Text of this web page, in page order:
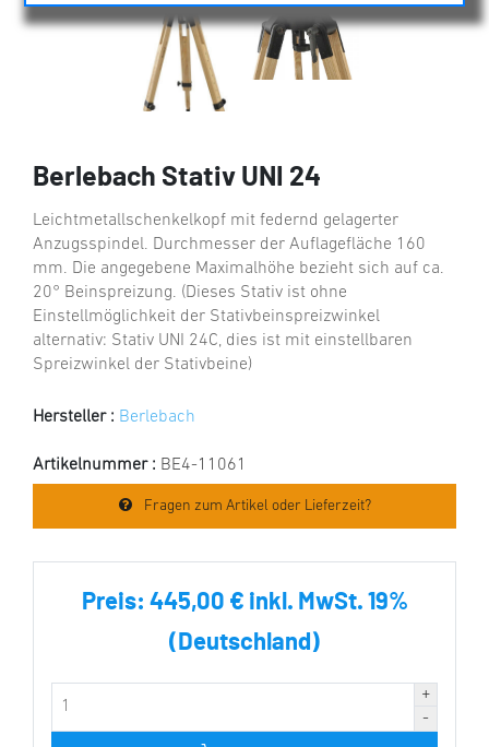
Berlebach Stativ UNI 24
Leichtmetallschenkelkopf mit federnd gelagerter
Anzugsspindel. Durchmesser der Auflagefläche 160
mm. Die angegebene Maximalhöhe bezieht sich auf ca.
20° Beinspreizung. (Dieses Stativ ist ohne
Einstellmöglichkeit der Stativbeinspreizwinkel
alternativ: Stativ UNI 24C, dies ist mit einstellbaren
Spreizwinkel der Stativbeine)
Hersteller : Berlebach
Artikelnummer : BE4-11061
Fragen zum Artikel oder Lieferzeit?
Preis: 445,00 € inkl. MwSt. 19%
(Deutschland)